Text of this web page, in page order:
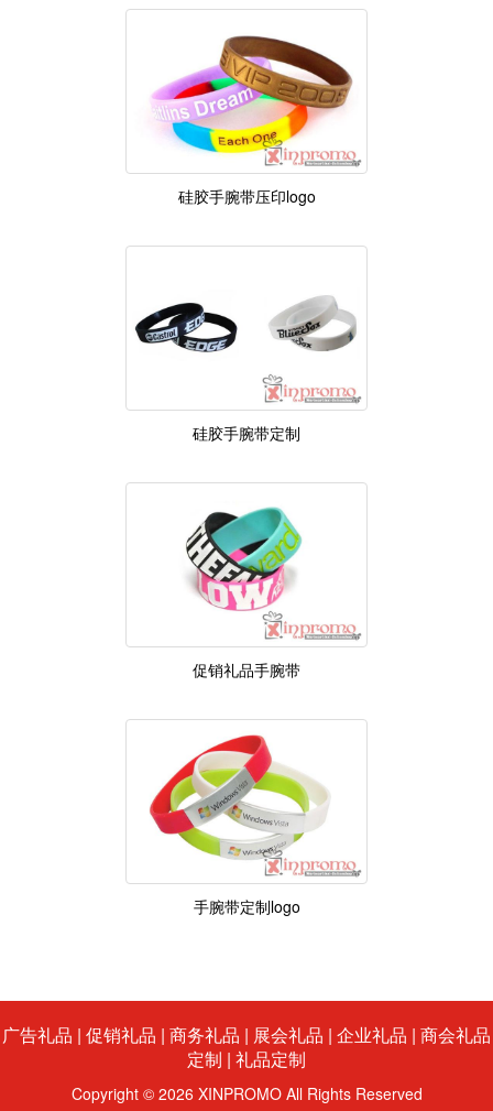
硅胶手腕带压印logo
硅胶手腕带定制
促销礼品手腕带
手腕带定制logo
广告礼品 | 促销礼品 | 商务礼品 | 展会礼品 | 企业礼品 | 商会礼品
定制 | 礼品定制
Copyright © 2026 XINPROMO All Rights Reserved